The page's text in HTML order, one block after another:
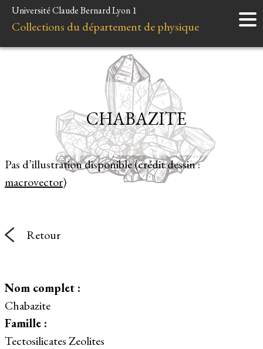
Accueil
Instruments
Liens et ressources
Université Claude Bernard Lyon 1
Collections du département de physique
Pas d’illustration disponible (crédit dessin :
macrovector)
CHABAZITE
Retour
Nom complet :
Chabazite
Famille :
Tectosilicates Zeolites